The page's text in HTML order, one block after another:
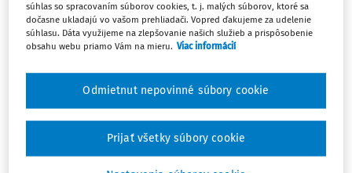
Odomknite si prístup zakúpením
predplatného.
Vďaka tomu získate aj:
Kompletný odborný obsah portálu
Všetky praktické nástroje: vzory, smart
súhlas so spracovaním súborov cookies, t. j. malých súborov, ktoré sa
dočasne ukladajú vo vašom prehliadači. Vopred ďakujeme za udelenie
súhlasu. Dáta využijeme na zlepšovanie našich služieb a prispôsobenie
obsahu webu priamo Vám na mieru. Viac informácií
Odmietnut nepovinné súbory cookie
Prijať všetky súbory cookie